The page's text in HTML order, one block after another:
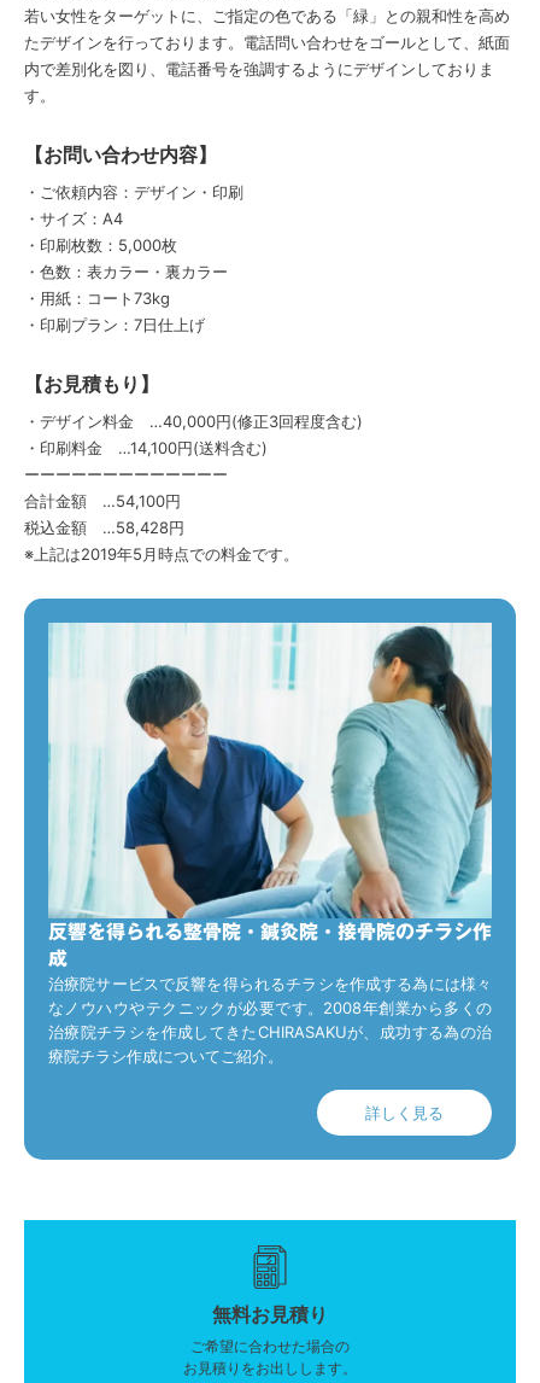
若い女性をターゲットに、ご指定の色である「緑」との親和性を高め
たデザインを行っております。電話問い合わせをゴールとして、紙面
内で差別化を図り、電話番号を強調するようにデザインしておりま
す。
【お問い合わせ内容】
・ご依頼内容：デザイン・印刷
・サイズ：A4
・印刷枚数：5,000枚
・色数：表カラー・裏カラー
・用紙：コート73kg
・印刷プラン：7日仕上げ
【お見積もり】
・デザイン料金 …40,000円(修正3回程度含む)
・印刷料金 …14,100円(送料含む)
ーーーーーーーーーーーーー
合計金額 …54,100円
税込金額 …58,428円
※上記は2019年5月時点での料金です。
反響を得られる整骨院・鍼灸院・接骨院のチラシ作
成
治療院サービスで反響を得られるチラシを作成する為には様々
なノウハウやテクニックが必要です。2008年創業から多くの
治療院チラシを作成してきたCHIRASAKUが、成功する為の治
療院チラシ作成についてご紹介。
詳しく見る
無料お見積り
ご希望に合わせた場合の
お見積りをお出しします。